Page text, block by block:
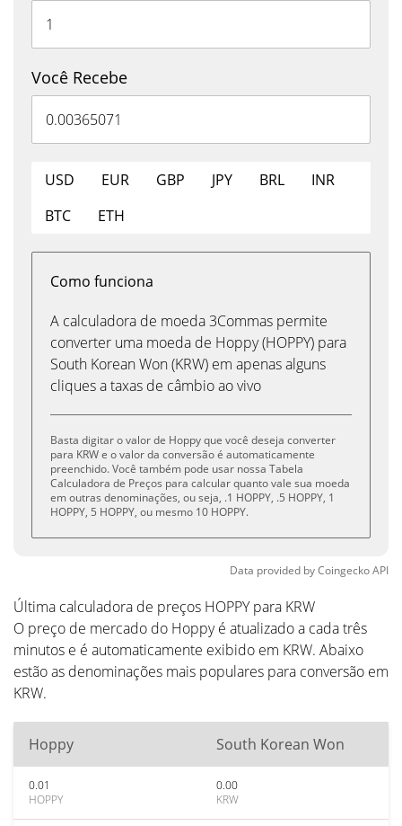
Você Recebe
USD EUR GBP JPY BRL
INR
BTC
ETH
Como funciona
A calculadora de moeda 3Commas permite
converter uma moeda de Hoppy (HOPPY) para
South Korean Won (KRW) em apenas alguns
cliques a taxas de câmbio ao vivo
Basta digitar o valor de Hoppy que você deseja converter
para KRW e o valor da conversão é automaticamente
preenchido. Você também pode usar nossa Tabela
Calculadora de Preços para calcular quanto vale sua moeda
em outras denominações, ou seja, .1 HOPPY, .5 HOPPY, 1
HOPPY, 5 HOPPY, ou mesmo 10 HOPPY.
Data provided byCoingeckoAPI
Última calculadora de preços HOPPY para KRW
O preço de mercado do Hoppy é atualizado a cada três
minutos e é automaticamente exibido em KRW. Abaixo
estão as denominações mais populares para conversão em
KRW.
Hoppy South Korean Won
0.01
HOPPY
0.00
KRW